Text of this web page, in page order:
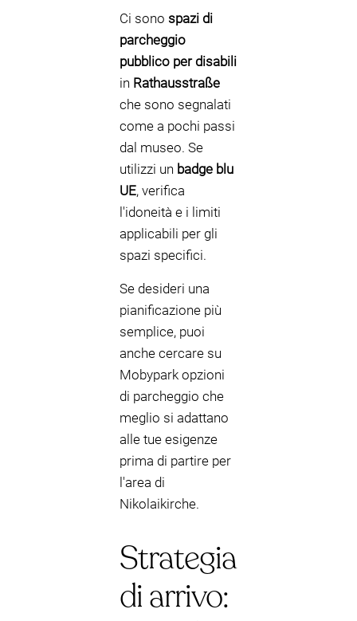
Ci sono spazi di
parcheggio
pubblico per disabili
in Rathausstraße
che sono segnalati
come a pochi passi
dal museo. Se
utilizzi un badge blu
UE, verifica
l'idoneità e i limiti
applicabili per gli
spazi specifici.
Se desideri una
pianificazione più
semplice, puoi
anche cercare su
Mobypark opzioni
di parcheggio che
meglio si adattano
alle tue esigenze
prima di partire per
l'area di
Nikolaikirche.
Strategia
di arrivo: